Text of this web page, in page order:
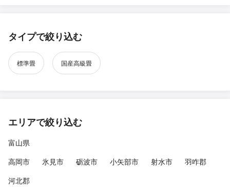
タイプで絞り込む
標準畳 国産高級畳
エリアで絞り込む
富山県
高岡市
氷見市 砺波市 小矢部市 射水市
羽咋郡
河北郡